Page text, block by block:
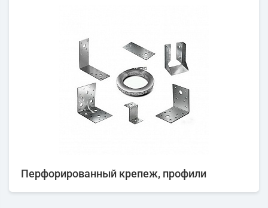
Перфорированный крепеж, профили